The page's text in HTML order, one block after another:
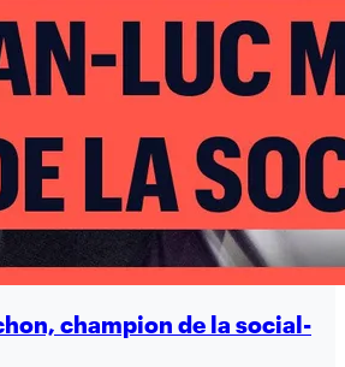
champion de la social-